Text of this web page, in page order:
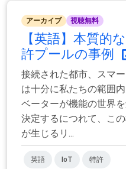
アーカイブ 視聴無料
【英語】本質的
許プールの事例
接続された都市、スマ
は十分に私たちの範囲
ベーターが機能の世界
決定するにつれて、こ
が生じるリ...
英語 IoT 特許